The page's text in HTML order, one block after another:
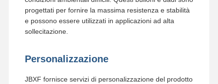
progettati per fornire la massima resistenza e stabilità
e possono essere utilizzati in applicazioni ad alta
sollecitazione.
Personalizzazione
JBXF fornisce servizi di personalizzazione del prodotto